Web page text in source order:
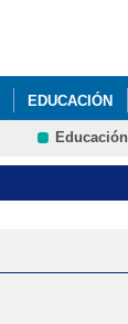
EDUCACIÓN
Educación